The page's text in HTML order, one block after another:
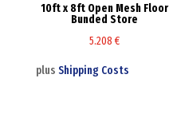
10ft x 8ft Open Mesh Floor
Bunded Store
5.208 €
plus Shipping Costs